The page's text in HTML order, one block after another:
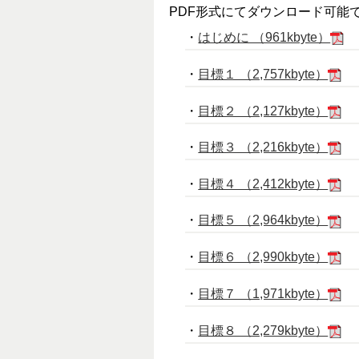
PDF形式にてダウンロード可能
・ はじめに （961kbyte）
・ 目標１ （2,757kbyte）
・ 目標２ （2,127kbyte）
・ 目標３ （2,216kbyte）
・ 目標４ （2,412kbyte）
・ 目標５ （2,964kbyte）
・ 目標６ （2,990kbyte）
・ 目標７ （1,971kbyte）
・ 目標８ （2,279kbyte）